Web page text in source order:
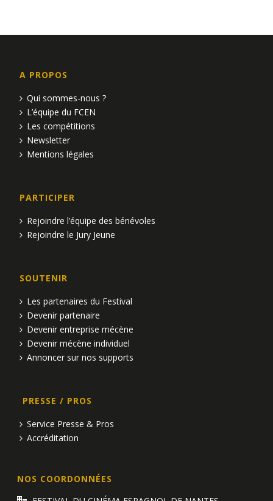
A PROPOS
Qui sommes-nous ?
L’équipe du FCEN
Les compétitions
Newsletter
Mentions légales
PARTICIPER
Rejoindre l’équipe des bénévoles
Rejoindre le Jury Jeune
SOUTENIR
Les partenaires du Festival
Devenir partenaire
Devenir entreprise mécène
Devenir mécène individuel
Annoncer sur nos supports
PRESSE / PROS
Service Presse & Pros
Accréditation
NOS COORDONNÉES